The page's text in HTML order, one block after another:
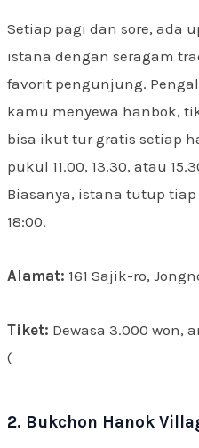
Setiap pagi dan sore, ada
istana dengan seragam
favorit pengunjung.
kamu menyewa hanbok,
bisa ikut tur gratis setiap
pukul 11.00, 13.30, atau
Biasanya, istana tutup tiap
18:00.
Alamat: 161 Sajik-ro,
Tiket: Dewasa 3.000 won,
(
2. Bukchon Hanok